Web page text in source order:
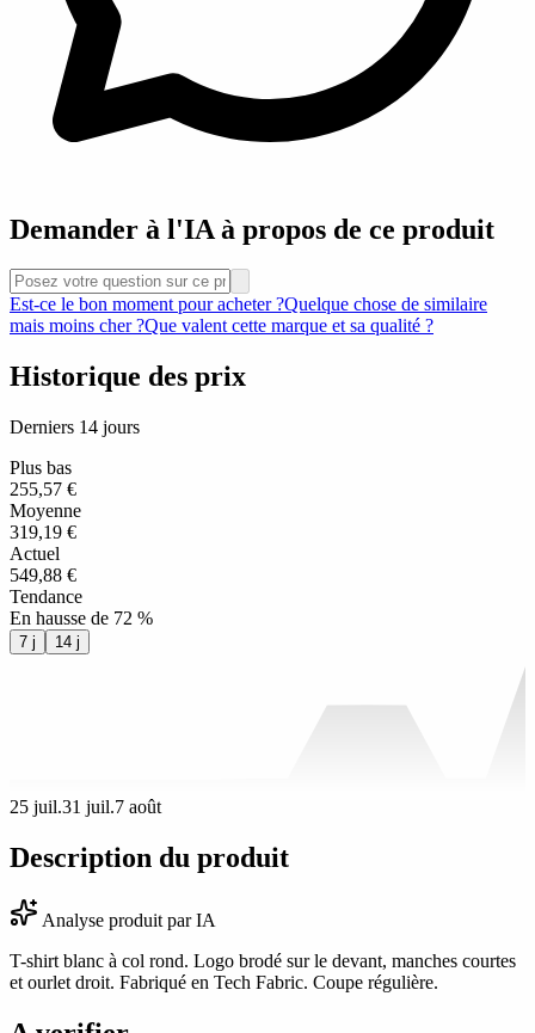
Demander à l'IA à propos de ce produit
Est-ce le bon moment pour acheter ?Quelque chose de similaire
mais moins cher ?Que valent cette marque et sa qualité ?
Historique des prix
Derniers 14 jours
Plus bas
255,57 €
Moyenne
319,19 €
Actuel
549,88 €
Tendance
En hausse de 72 %
7 j 14 j
25 juil.31 juil.7 août
Description du produit
Analyse produit par IA
T-shirt blanc à col rond. Logo brodé sur le devant, manches courtes
et ourlet droit. Fabriqué en Tech Fabric. Coupe régulière.